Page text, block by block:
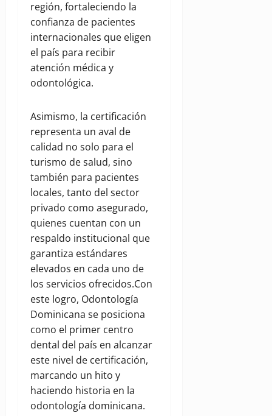
región, fortaleciendo la
confianza de pacientes
internacionales que eligen
el país para recibir
atención médica y
odontológica.
Asimismo, la certificación
representa un aval de
calidad no solo para el
turismo de salud, sino
también para pacientes
locales, tanto del sector
privado como asegurado,
quienes cuentan con un
respaldo institucional que
garantiza estándares
elevados en cada uno de
los servicios ofrecidos.Con
este logro, Odontología
Dominicana se posiciona
como el primer centro
dental del país en alcanzar
este nivel de certificación,
marcando un hito y
haciendo historia en la
odontología dominicana.